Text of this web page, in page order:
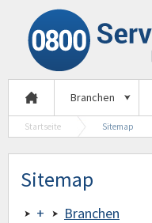
Branchen
Startseite Sitemap
Sitemap
+
Branchen